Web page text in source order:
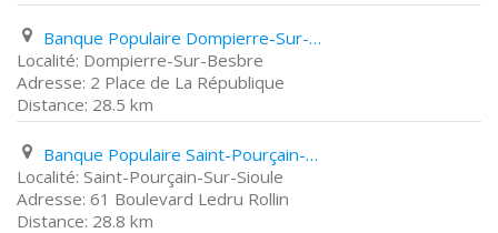
Banque Populaire Dompierre-Sur-Besbre 2 Place de La République
Dompierre-Sur-Besbre
2 Place de La République
28.5 km
Banque Populaire Saint-Pourçain-Sur-Sioule 61 Boulevard Ledru Rollin
Saint-Pourçain-Sur-Sioule
61 Boulevard Ledru Rollin
28.8 km